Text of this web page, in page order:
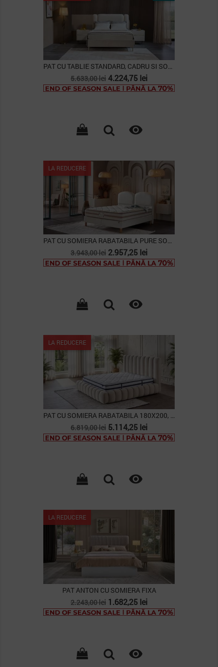
PAT CU TABLIE STANDARD, CADRU SI SOMIERA...
Pret
de
5.633,00 lei Pret
4.224,75 lei

LA REDUCERE
PAT CU SOMIERA RABATABILA PURE SOFT
Pret
de
3.943,00 lei Pret
2.957,25 lei

LA REDUCERE
PAT CU SOMIERA RABATABILA 180X200, COZY
Pret
de
6.819,00 lei Pret
5.114,25 lei

LA REDUCERE
PAT ANTON CU SOMIERA FIXA
Pret
de
2.243,00 lei Pret
1.682,25 lei
